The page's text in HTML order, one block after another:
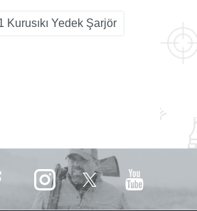
Kurusıkı Yedek Şarjör